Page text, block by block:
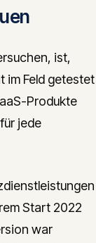
ist,
im Feld getestet
Produkte
jede
Start 2022
war